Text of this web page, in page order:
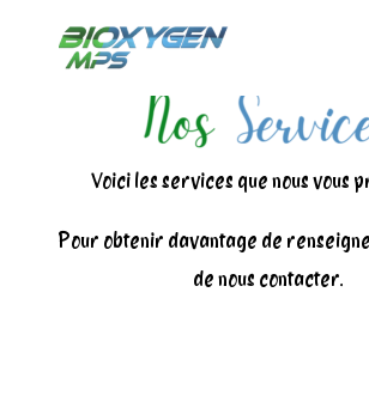
Voici les services que nous vous
Pour obtenir davantage de
de nous contacter.